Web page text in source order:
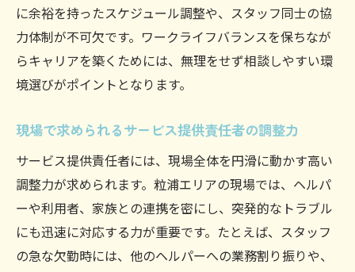
に余裕を持ったスケジュール調整や、スタッフ同士の協
力体制が不可欠です。ワークライフバランスを保ちなが
らキャリアを築くためには、無理をせず相談しやすい環
境選びがポイントとなります。
現場で求められるサービス提供責任者の調整力
サービス提供責任者には、現場全体を円滑に動かす高い
調整力が求められます。粒浦エリアの現場では、ヘルパ
ーや利用者、家族との連携を密にし、突発的なトラブル
にも迅速に対応する力が重要です。たとえば、スタッフ
の急な欠勤時には、他のヘルパーへの業務割り振りや、